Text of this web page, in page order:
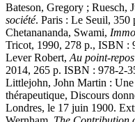
Bateson, Gregory ; Ruesch,
société. Paris : Le Seuil,
Chetanananda, Swami,
Tricot, 1990, 278 p., ISBN :
Lever Robert, Au point-
2014, 265 p. ISBN : 978-2-
Littlejohn, John Martin : Une
thérapeutique, Discours
Londres, le 17 juin 1900.